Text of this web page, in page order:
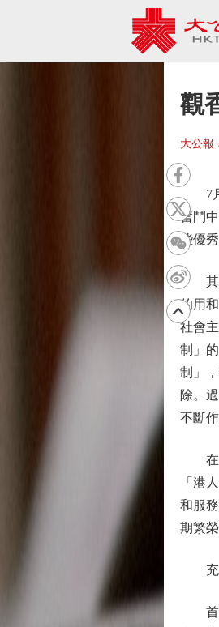
觀
大公報
7月1
奮鬥
些優
其實
的用
社會
制」
制」
除。
不斷
在未
「港
和服
期繁
充分
首先